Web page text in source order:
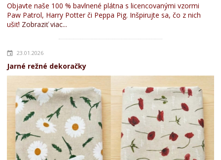
Objavte naše 100 % bavlnené plátna s licencovanými vzormi
Paw Patrol, Harry Potter či Peppa Pig. Inšpirujte sa, čo z nich
ušiť! Zobraziť viac...
23.01.2026
Jarné režné dekoračky